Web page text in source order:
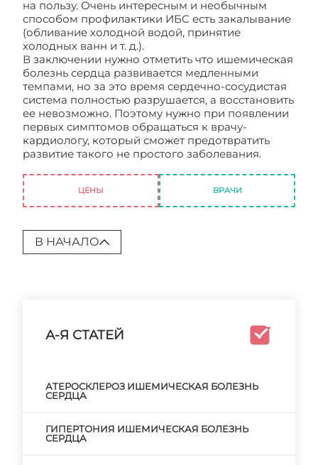
на пользу. Очень интересным и необычным
способом профилактики ИБС есть закалывание
(обливание холодной водой, принятие
холодных ванн и т. д.).
В заключении нужно отметить что ишемическая
болезнь сердца развивается медленными
темпами, но за это время сердечно-сосудистая
система полностью разрушается, а восстановить
ее невозможно. Поэтому нужно при появлении
первых симптомов обращаться к врачу-
кардиологу, который сможет предотвратить
развитие такого не простого заболевания.
ЦЕНЫ ВРАЧИ
В НАЧАЛО
А-Я СТАТЕЙ
АТЕРОСКЛЕРОЗ ИШЕМИЧЕСКАЯ БОЛЕЗНЬ
СЕРДЦА
ГИПЕРТОНИЯ ИШЕМИЧЕСКАЯ БОЛЕЗНЬ
СЕРДЦА